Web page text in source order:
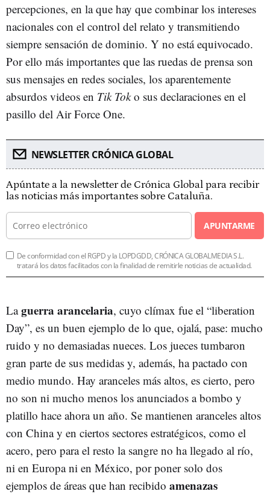
percepciones, en la que hay que combinar los intereses
nacionales con el control del relato y transmitiendo
siempre sensación de dominio. Y no está equivocado.
Por ello más importantes que las ruedas de prensa son
sus mensajes en redes sociales, los aparentemente
absurdos videos en Tik Toko sus declaraciones en el
pasillo del Air Force One.
NEWSLETTER CRÓNICA GLOBAL
Apúntate a la newsletter de Crónica Global para recibir
las noticias más importantes sobre Cataluña.
APUNTARME
De conformidad con el RGPD y la LOPDGDD, CRÓNICA GLOBALMEDIA S.L.
tratará los datos facilitados con la finalidad de remitirle noticias de actualidad.
Laguerra arancelaria, cuyo clímax fue el “liberation
Day”, es un buen ejemplo de lo que, ojalá, pase: mucho
ruido y no demasiadas nueces. Los jueces tumbaron
gran parte de sus medidas y, además, ha pactado con
medio mundo. Hay aranceles más altos, es cierto, pero
no son ni mucho menos los anunciados a bombo y
platillo hace ahora un año. Se mantienen aranceles altos
con China y en ciertos sectores estratégicos, como el
acero, pero para el resto la sangre no ha llegado al río,
ni en Europa ni en México, por poner solo dos
ejemplos de áreas que han recibido amenazas